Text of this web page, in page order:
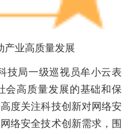
业高质量发展
局一级巡视员牟小云表
会高质量发展的基础和保
度关注科技创新对网络安
络安全技术创新需求，围